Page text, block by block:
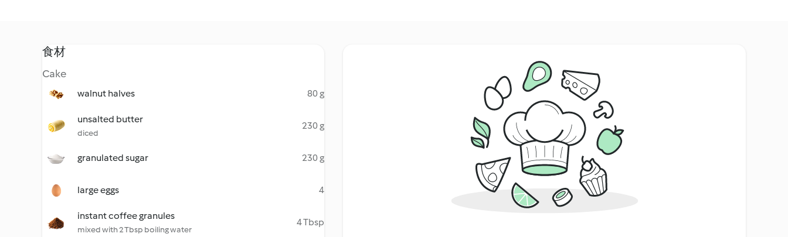
食材
Cake
walnut halves 80 g
unsalted butter
diced
230 g
granulated sugar 230 g
large eggs 4
instant coffee granules
mixed with 2 Tbsp boiling water
4 Tbsp